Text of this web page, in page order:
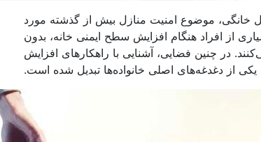
خانگی، موضوع امنیت منازل بیش از گذشته مورد
از افراد هنگام افزایش سطح ایمنی خانه، بدون
در چنین فضایی، آشنایی با راهکارهای افزایش
یکی از دغدغه‌های اصلی خانواده‌ها تبدیل شده است.